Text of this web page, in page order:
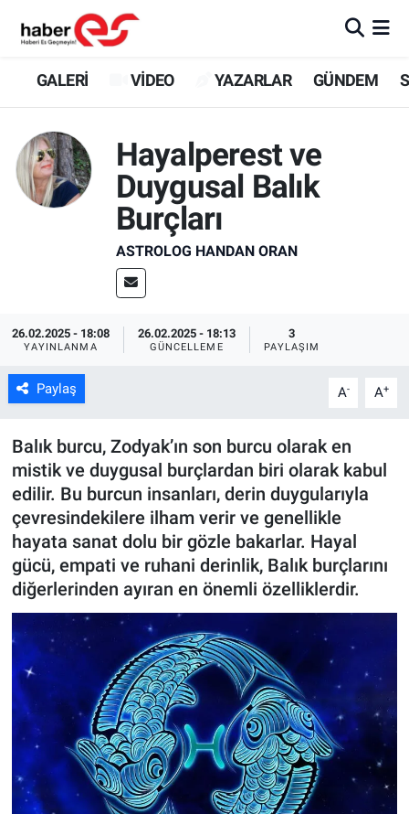
GALERİ VİDEO YAZARLAR GÜNDEM
Hayalperest ve
Duygusal Balık
Burçları
ASTROLOG HANDAN ORAN
26.02.2025 - 18:08
YAYINLANMA
26.02.2025 - 18:13
GÜNCELLEME
3
PAYLAŞIM
Paylaş A- A+
Balık burcu, Zodyak’ın son burcu olarak en
mistik ve duygusal burçlardan biri olarak kabul
edilir. Bu burcun insanları, derin duygularıyla
çevresindekilere ilham verir ve genellikle
hayata sanat dolu bir gözle bakarlar. Hayal
gücü, empati ve ruhani derinlik, Balık burçlarını
diğerlerinden ayıran en önemli özelliklerdir.
GALERİ
YAZARLAR
GÜNDEM
TEKNOLOJİ
EKONOMİ
SPOR
ASAYİŞ
Eskişehir Nöbetçi Eczaneler
Eskişehir Trafik Yoğunluk Haritası
Süper Lig Puan Durumu ve Fikstür
Tüm Manşetler
Son Dakika Haberleri
Haber Arşivi